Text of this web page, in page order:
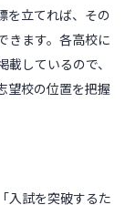
を立てれば、その
きます。各高校に
しているので、
望校の位置を把握
入試を突破するた